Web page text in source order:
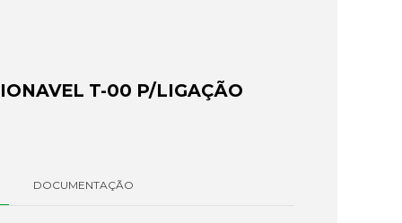
T-00 P/LIGAÇÃO
DOCUMENTAÇÃO